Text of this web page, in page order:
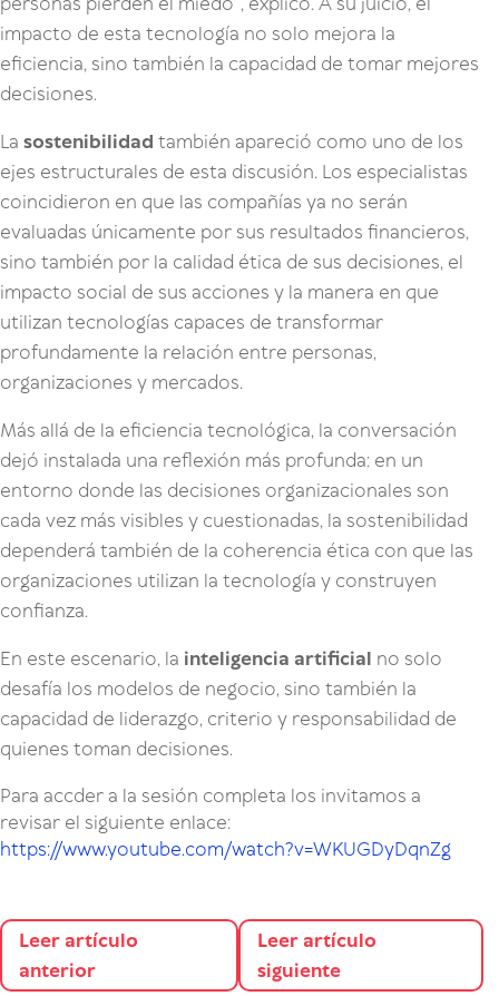
impacto de esta tecnología no solo mejora la
eficiencia, sino también la capacidad de tomar mejores
decisiones.
La sostenibilidad también apareció como uno de los
ejes estructurales de esta discusión. Los especialistas
coincidieron en que las compañías ya no serán
evaluadas únicamente por sus resultados financieros,
sino también por la calidad ética de sus decisiones, el
impacto social de sus acciones y la manera en que
utilizan tecnologías capaces de transformar
profundamente la relación entre personas,
organizaciones y mercados.
Más allá de la eficiencia tecnológica, la conversación
dejó instalada una reflexión más profunda: en un
entorno donde las decisiones organizacionales son
cada vez más visibles y cuestionadas, la sostenibilidad
dependerá también de la coherencia ética con que las
organizaciones utilizan la tecnología y construyen
confianza.
En este escenario, la inteligencia artificial no solo
desafía los modelos de negocio, sino también la
capacidad de liderazgo, criterio y responsabilidad de
quienes toman decisiones.
Para accder a la sesión completa los invitamos a
revisar el siguiente enlace:
https://www.youtube.com/watch?v=WKUGDyDqnZg
Leer artículo
anterior
Leer artículo
siguiente